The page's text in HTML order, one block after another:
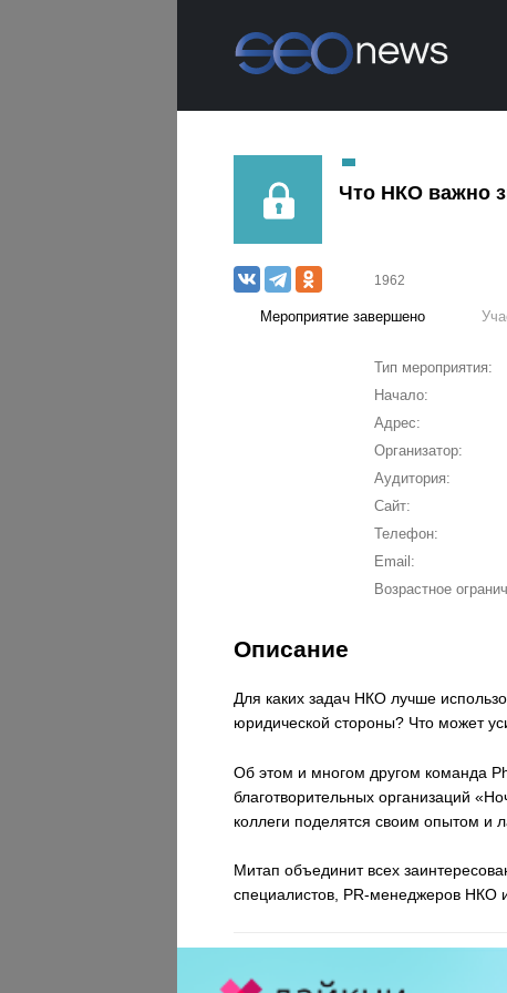
Что НКО важно
1962
Мероприятие завершено
Тип мероприятия:
Начало:
Адрес:
Организатор:
Аудитория:
Сайт:
Телефон:
Email:
Возрастное
Описание
Для каких задач НКО лучше
юридической стороны? Что может
Об этом и многом другом команда
благотворительных организаций
коллеги поделятся своим опытом и
Митап объединит всех
специалистов, PR-менеджеров НКО и